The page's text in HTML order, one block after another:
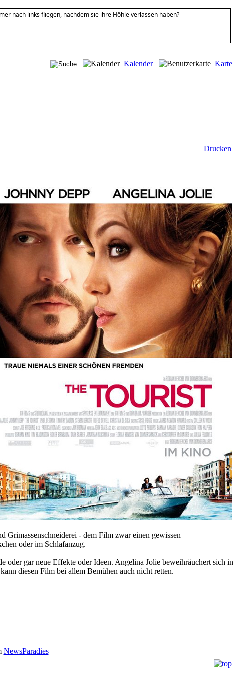
nach links fliegen, nachdem sie ihre Höhle verlassen haben?
Kalender
Karte
Drucken
Grimassenschneiderei - dem Film zwar einen gewissen
oder im Schlafanzug.
oder gar neue Effekte oder Ideen. Angelina Jolie beweihräuchert sich in
diesen Film bei allem Bemühen auch nicht retten.
NewsParadies